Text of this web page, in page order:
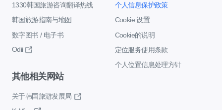
1330韩国旅游咨询翻译热线
韩国旅游指南与地图
数字图书 / 电子书
Odii
个人信息保护政策
Cookie 设置
Cookie的说明
定位服务使用条款
个人位置信息处理方针
其他相关网站
关于韩国旅游发展局